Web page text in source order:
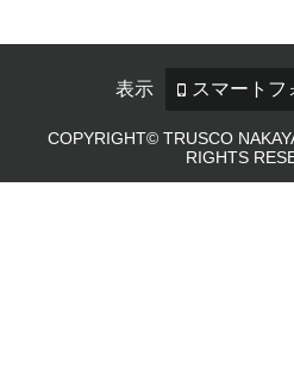
表示 スマートフ
COPYRIGHT© TRUSCO
RIGHTS